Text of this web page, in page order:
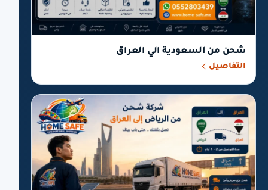
شحن من السعودية الي العراق
التفاصيل